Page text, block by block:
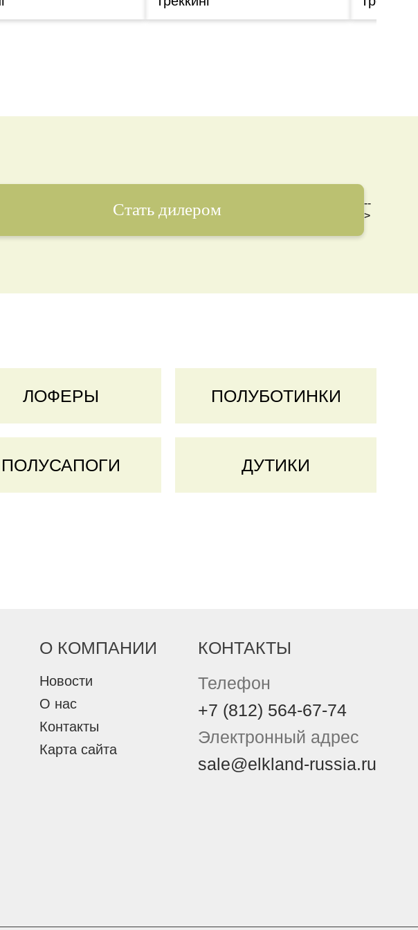
Стать дилером
--
>
ЛОФЕРЫ ПОЛУБОТИНКИ
ПОЛУСАПОГИ ДУТИКИ
О КОМПАНИИ
Новости
О нас
Контакты
Карта сайта
КОНТАКТЫ
Телефон
+7 (812) 564-67-74
Электронный адрес
sale@elkland-russia.ru